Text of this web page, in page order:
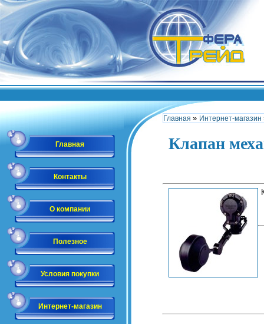
Главная
Контакты
О компании
Полезное
Условия покупки
Интернет-магазин
Главная » Интернет-магазин
Клапан